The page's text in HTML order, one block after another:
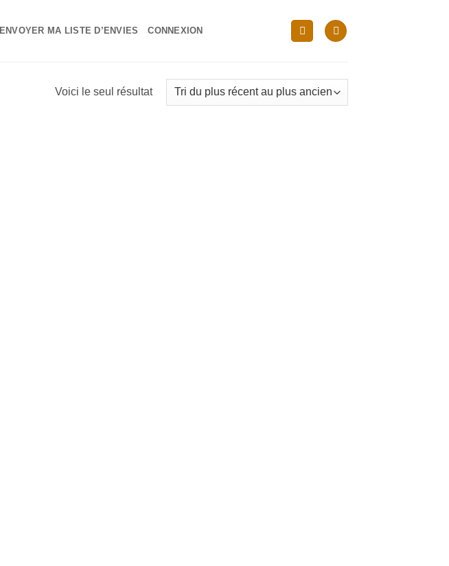
ENVOYER MA LISTE D’ENVIES CONNEXION
Voici le seul résultat